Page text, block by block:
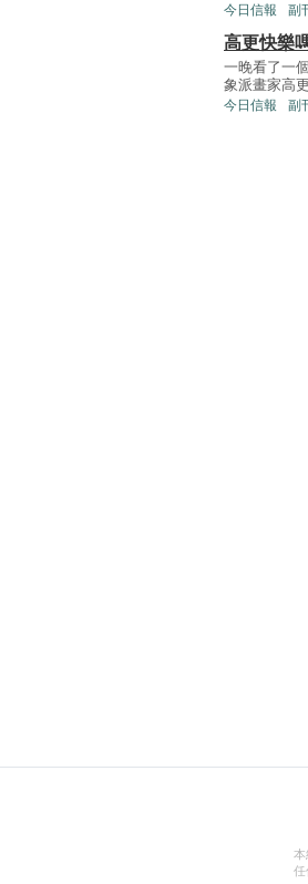
今日信報 副
高更快樂
一晚看了一
象派畫家高
今日信報 副
本
任